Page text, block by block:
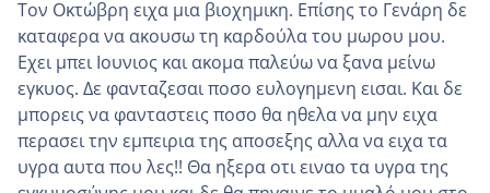
Τον Οκτώβρη ειχα μια βιοχημικη. Επίσης το Γενάρη δε
καταφερα να ακουσω τη καρδούλα του μωρου μου.
Εχει μπει Ιουνιος και ακομα παλεύω να ξανα μείνω
εγκυος. Δε φανταζεσαι ποσο ευλογημενη εισαι. Και δε
μπορεις να φανταστεις ποσο θα ηθελα να μην ειχα
περασει την εμπειρια της αποσεξης αλλα να ειχα τα
υγρα αυτα που λες!! Θα ηξερα οτι ειναο τα υγρα της